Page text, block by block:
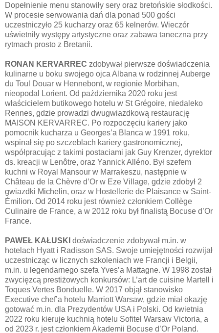
Dopełnienie menu stanowiły sery oraz bretońskie słodkości.
W procesie serwowania dań dla ponad 500 gości
uczestniczyło 25 kucharzy oraz 65 kelnerów. Wieczór
uświetniły występy artystyczne oraz zabawa taneczna przy
rytmach prosto z Bretanii.
RONAN KERVARREC zdobywał pierwsze doświadczenia
kulinarne u boku swojego ojca Albana w rodzinnej Auberge
du Toul Douar w Hennebont, w regionie Morbihan,
nieopodal Lorient. Od października 2020 roku jest
właścicielem butikowego hotelu w St Grégoire, niedaleko
Rennes, gdzie prowadzi dwugwiazdkową restaurację
MAISON KERVARREC. Po rozpoczęciu kariery jako
pomocnik kucharza u Georges’a Blanca w 1991 roku,
wspinał się po szczeblach kariery gastronomicznej,
współpracując z takimi postaciami jak Guy Krenzer, dyrektor
ds. kreacji w Lenôtre, oraz Yannick Alléno. Był szefem
kuchni w Royal Mansour w Marrakeszu, następnie w
Château de la Chèvre d’Or w Eze Village, gdzie zdobył 2
gwiazdki Michelin, oraz w Hostellerie de Plaisance w Saint-
Émilion. Od 2014 roku jest również członkiem Collège
Culinaire de France, a w 2012 roku był finalistą Bocuse d’Or
France.
PAWEŁ KAŁUSKI doświadczenie zdobywał m.in. w
hotelach Hyatt i Radisson SAS. Swoje umiejętności rozwijał
uczestnicząc w licznych szkoleniach we Francji i Belgii,
m.in. u legendarnego szefa Yves’a Mattagne. W 1998 został
zwycięzcą prestiżowych konkursów: L’art de cuisine Martell i
Toques Vertes Bonduelle. W 2017 objął stanowisko
Executive chef’a hotelu Marriott Warsaw, gdzie miał okazję
gotować m.in. dla Prezydentów USA i Polski. Od kwietnia
2022 roku kieruje kuchnią hotelu Sofitel Warsaw Victoria, a
od 2023 r. jest członkiem Akademii Bocuse d’Or Poland.